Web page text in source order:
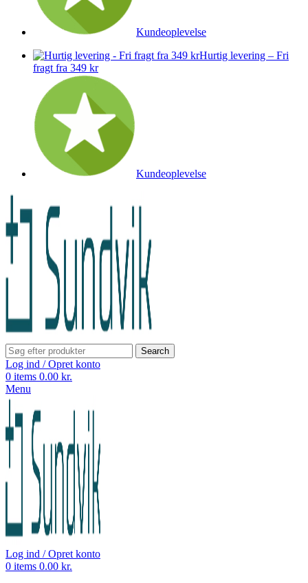
Kundeoplevelse
Hurtig levering – Fri
fragt fra 349 kr
Kundeoplevelse
Search
Log ind / Opret konto
0 items 0.00 kr.
Menu
Log ind / Opret konto
0 items 0.00 kr.